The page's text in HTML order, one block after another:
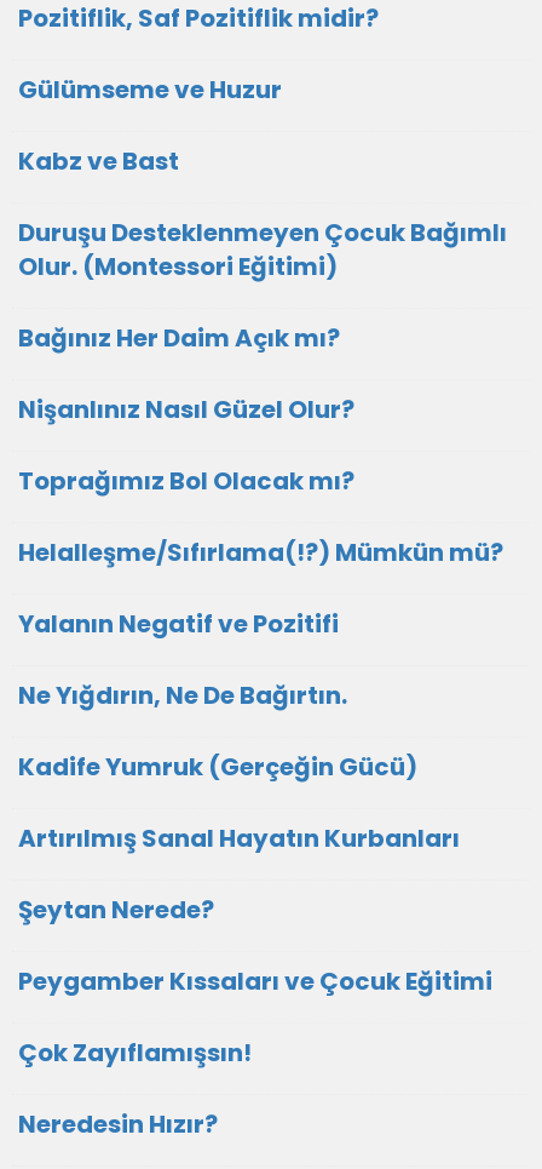
Pozitiflik, Saf Pozitiflik midir?
Gülümseme ve Huzur
Kabz ve Bast
Duruşu Desteklenmeyen Çocuk Bağımlı
Olur. (Montessori Eğitimi)
Bağınız Her Daim Açık mı?
Nişanlınız Nasıl Güzel Olur?
Toprağımız Bol Olacak mı?
Helalleşme/Sıfırlama(!?) Mümkün mü?
Yalanın Negatif ve Pozitifi
Ne Yığdırın, Ne De Bağırtın.
Kadife Yumruk (Gerçeğin Gücü)
Artırılmış Sanal Hayatın Kurbanları
Şeytan Nerede?
Peygamber Kıssaları ve Çocuk Eğitimi
Çok Zayıflamışsın!
Neredesin Hızır?